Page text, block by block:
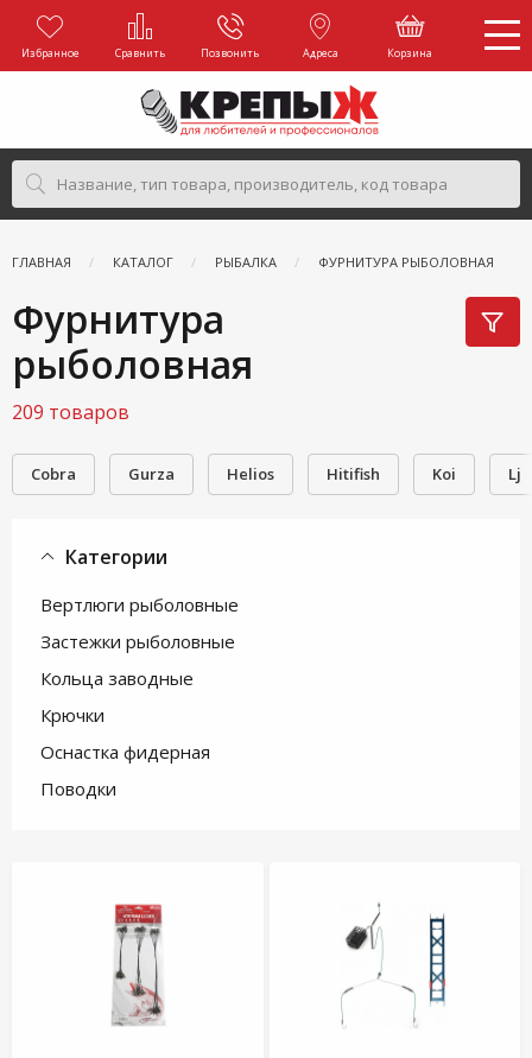
Избранное Сравнить Позвонить Адреса Корзина
ГЛАВНАЯ КАТАЛОГ РЫБАЛКА ФУРНИТУРА РЫБОЛОВНАЯ
Фурнитура
рыболовная
209 товаров
Cobra Gurza Helios Hitifish Koi Lj
Категории
Вертлюги рыболовные
Застежки рыболовные
Кольца заводные
Крючки
Оснастка фидерная
Поводки